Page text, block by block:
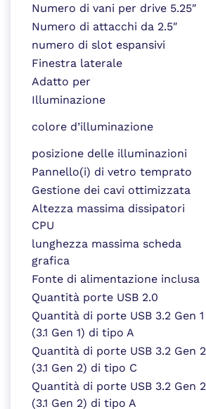
Numero di vani per drive 5.25″
Numero di attacchi da 2.5″
numero di slot espansivi
Finestra laterale
Adatto per
Illuminazione
colore d’illuminazione
posizione delle illuminazioni
Pannello(i) di vetro temprato
Gestione dei cavi ottimizzata
Altezza massima dissipatori
CPU
lunghezza massima scheda
grafica
Fonte di alimentazione inclusa
Quantità porte USB 2.0
Quantità di porte USB 3.2 Gen 1
(3.1 Gen 1) di tipo A
Quantità di porte USB 3.2 Gen 2
(3.1 Gen 2) di tipo C
Quantità di porte USB 3.2 Gen 2
(3.1 Gen 2) di tipo A